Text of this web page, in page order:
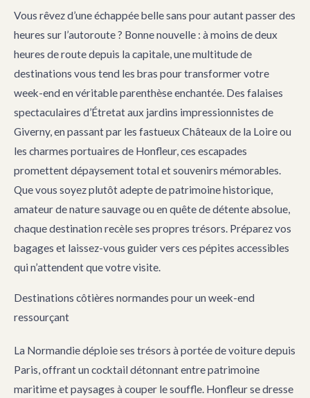
Vous rêvez d’une échappée belle sans pour autant passer des
heures sur l’autoroute ? Bonne nouvelle : à moins de deux
heures de route depuis la capitale, une multitude de
destinations vous tend les bras pour transformer votre
week-end en véritable parenthèse enchantée. Des falaises
spectaculaires d’Étretat aux jardins impressionnistes de
Giverny, en passant par les fastueux Châteaux de la Loire ou
les charmes portuaires de Honfleur, ces escapades
promettent dépaysement total et souvenirs mémorables.
Que vous soyez plutôt adepte de patrimoine historique,
amateur de nature sauvage ou en quête de détente absolue,
chaque destination recèle ses propres trésors. Préparez vos
bagages et laissez-vous guider vers ces pépites accessibles
qui n’attendent que votre visite.
Destinations côtières normandes pour un week-end
ressourçant
La Normandie déploie ses trésors à portée de voiture depuis
Paris, offrant un cocktail détonnant entre patrimoine
maritime et paysages à couper le souffle. Honfleur se dresse